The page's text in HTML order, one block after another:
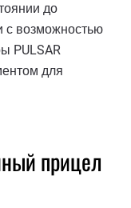
до
с возможностью
PULSAR
для
прицел